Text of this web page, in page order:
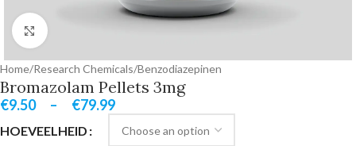
Click to enlarge
Home/Research Chemicals/Benzodiazepinen
Bromazolam Pellets 3mg
€9.50 – €79.99
HOEVEELHEID